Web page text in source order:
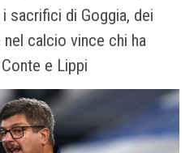
sacrifici di Goggia, dei
calcio vince chi ha
e Lippi